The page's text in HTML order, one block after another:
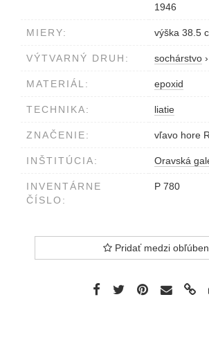
1946
MIERY: výška 38.5
VÝTVARNÝ DRUH: sochárstvo ›
MATERIÁL: epoxid
TECHNIKA: liatie
ZNAČENIE: vľavo hore
INŠTITÚCIA: Oravská
INVENTÁRNE
ČÍSLO:
P 780
Pridať medzi